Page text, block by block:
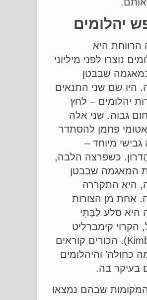
יהלומים
הרווחת היא
נוצרו לפני מיליוני
שבבטן
היו שם שני התנאים
יהלומים – לחץ
גבוה. שני אלה
פחמן להסתדר
מיוחד –
כשפרצה הלבה,
המאגמה שבבטן
היא התקררה
אחת מן הצורות
היא סלע לַבָּתִי
הקרוי קימברליט
(Kimberlite). הכורים קוראים
כחולה' והיהלומים
בעיקר בה.
שבהם נמצאו